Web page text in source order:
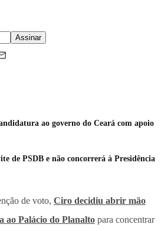
Assinar
ao governo do Ceará com apoio
de PSDB e não concorrerá à Presidência
de voto, Ciro decidiu abrir mão
ao Palácio do Planalto para concentrar